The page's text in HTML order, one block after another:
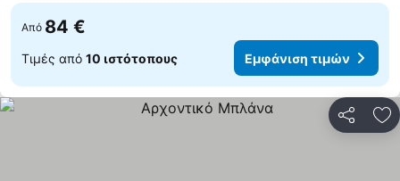
Από 84 €
Τιμές από 10 ιστότοπους Εμφάνιση τιμών